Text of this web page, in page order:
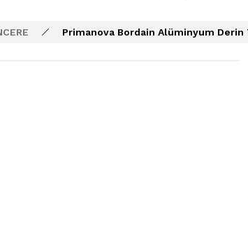
Primanova Bordain Alüminyum Derin